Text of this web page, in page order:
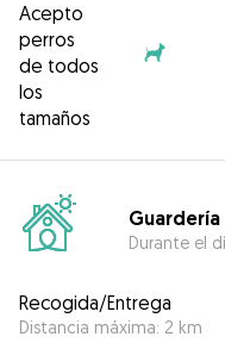
Acepto
perros
de todos
los
tamaños
Durante el
Recogida/Entrega
Distancia máxima: 2 km